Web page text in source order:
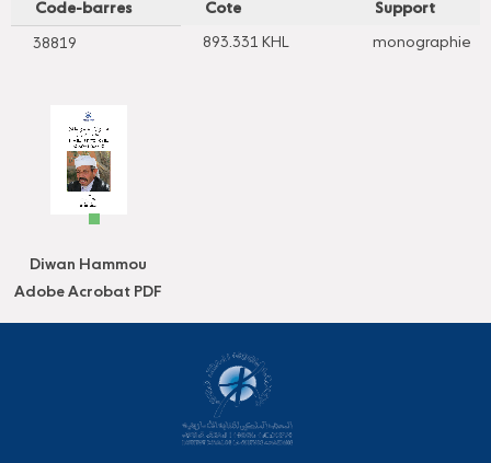
Code-barres Cote Support
38819 893.331 KHL monographie
Diwan Hammou
Adobe Acrobat PDF